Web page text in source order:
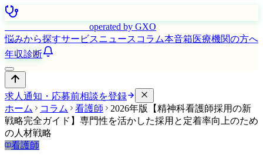
operated by GXO
悩みから探すサービスニュース コラム本音箱医療機関の方へ
年収診断
求人通知・応募前相談を登録
ホーム
コラム 看護師
2026年版【精神科看護師採用の新
戦略完全ガイド】専門性を活かした採用と定着率向上のため
の人材戦略
看護師